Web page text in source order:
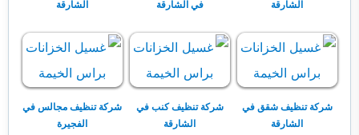
الشارقة
في الشارقة
الشارقة
شركة تنظيف شقق في
الشارقة
شركة تنظيف كنب في
الشارقة
شركة تنظيف مجالس في
الفجيرة